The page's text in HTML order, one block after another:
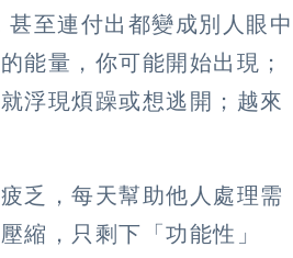
至連付出都變成別人眼中
能量，你可能開始出現；
浮現煩躁或想逃開；越來
乏，每天幫助他人處理需
縮，只剩下「功能性」